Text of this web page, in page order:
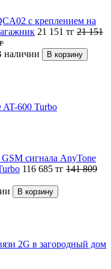
с креплением на
21 151 тг 21 151
наличии
AT-600 Turbo
сигнала AnyTone
116 685 тг 141 809
2G в загородный дом